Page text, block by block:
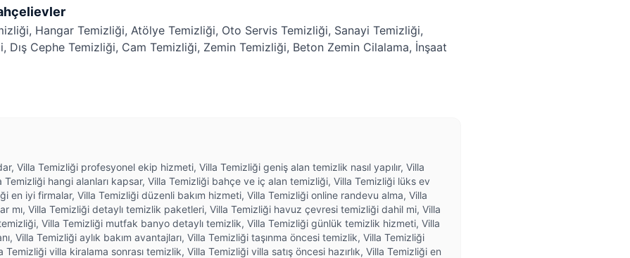
, Hangar Temizliği, Atölye Temizliği, Oto Servis Temizliği, Sanayi Temizliği,
, Dış Cephe Temizliği, Cam Temizliği, Zemin Temizliği, Beton Zemin Cilalama, İnşaat
Villa Temizliği profesyonel ekip hizmeti, Villa Temizliği geniş alan temizlik nasıl yapılır, Villa
hangi alanları kapsar, Villa Temizliği bahçe ve iç alan temizliği, Villa Temizliği lüks ev
en iyi firmalar, Villa Temizliği düzenli bakım hizmeti, Villa Temizliği online randevu alma, Villa
mı, Villa Temizliği detaylı temizlik paketleri, Villa Temizliği havuz çevresi temizliği dahil mi, Villa
Villa Temizliği mutfak banyo detaylı temizlik, Villa Temizliği günlük temizlik hizmeti, Villa
Villa Temizliği aylık bakım avantajları, Villa Temizliği taşınma öncesi temizlik, Villa Temizliği
Temizliği villa kiralama sonrası temizlik, Villa Temizliği villa satış öncesi hazırlık, Villa Temizliği en